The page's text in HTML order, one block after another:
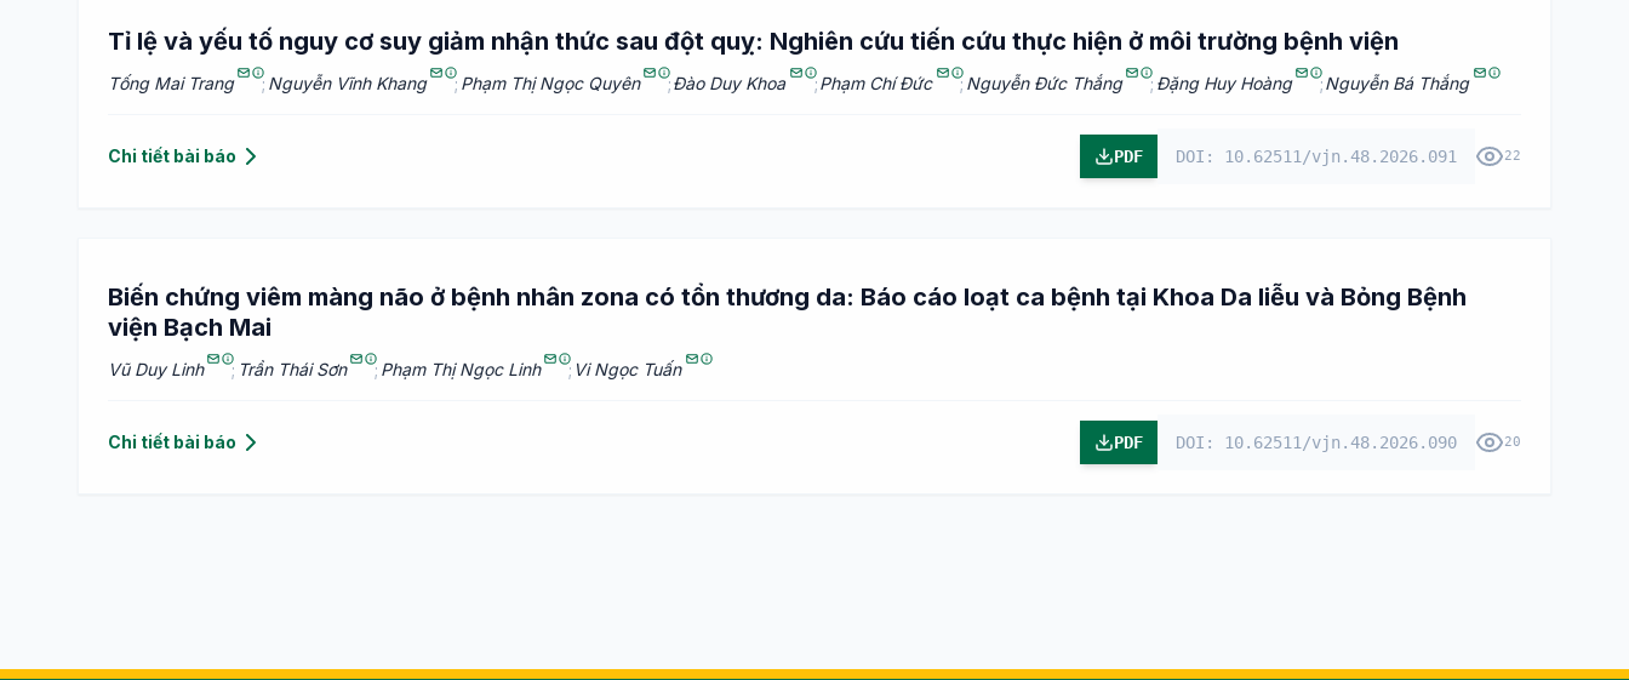
Tỉ lệ và yếu tố nguy cơ suy giảm nhận thức sau đột quỵ: Nghiên cứu tiến cứu thực hiện ở môi trường bệnh viện
Tống Mai Trang ; Nguyễn Vĩnh Khang ; Phạm Thị Ngọc Quyên ;Đào Duy Khoa ;Phạm Chí Đức ; Nguyễn Đức Thắng ; Đặng Huy Hoàng ;Nguyễn Bá Thắng
Chi tiết bài báo PDF DOI: 10.62511/vjn.48.2026.091 22
Biến chứng viêm màng não ở bệnh nhân zona có tổn thương da: Báo cáo loạt ca bệnh tại Khoa Da liễu và Bỏng Bệnh
viện Bạch Mai
Vũ Duy Linh ; Trần Thái Sơn ; Phạm Thị Ngọc Linh ; Vi Ngọc Tuấn
Chi tiết bài báo PDF DOI: 10.62511/vjn.48.2026.090 20